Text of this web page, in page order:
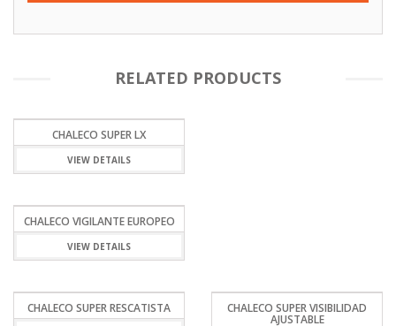
RELATED PRODUCTS
CHALECO SUPER LX
VIEW DETAILS
CHALECO VIGILANTE EUROPEO
VIEW DETAILS
CHALECO SUPER RESCATISTA CHALECO SUPER VISIBILIDAD
AJUSTABLE